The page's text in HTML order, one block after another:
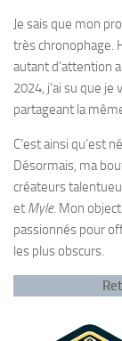
Je sais que mon
très chronophage.
autant d’attention
2024, j’ai su que je
partageant la
C’est ainsi qu’est
Désormais, ma
créateurs
et Myle. Mon
passionnés pour
les plus obscurs.